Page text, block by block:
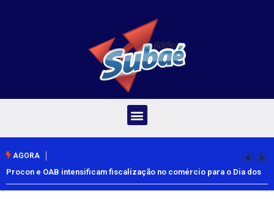
AGORA
Procon e OAB intensificam fiscalização no comércio para o Dia dos
Pais